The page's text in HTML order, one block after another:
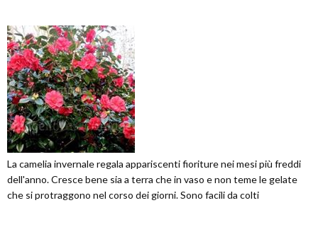
La camelia invernale regala appariscenti fioriture nei mesi più freddi
dell'anno. Cresce bene sia a terra che in vaso e non teme le gelate
che si protraggono nel corso dei giorni. Sono facili da colti